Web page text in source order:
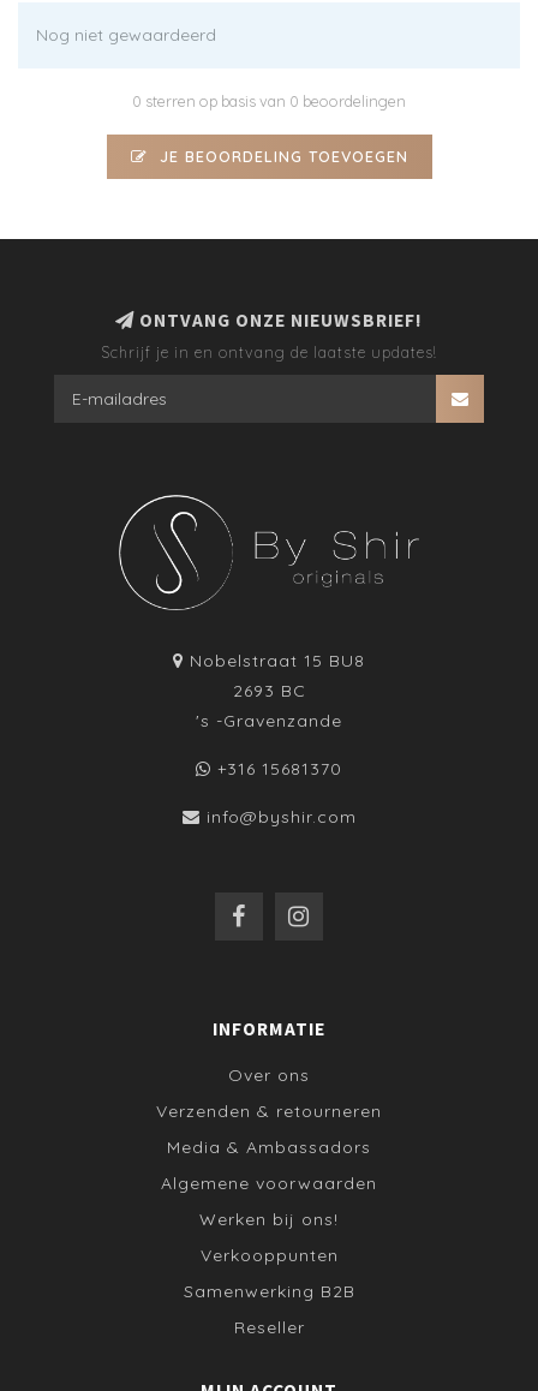
Nog niet gewaardeerd
0 sterren op basis van 0 beoordelingen
JE BEOORDELING TOEVOEGEN
ONTVANG ONZE NIEUWSBRIEF!
Schrijf je in en ontvang de laatste updates!
Nobelstraat 15 BU8
2693 BC
's -Gravenzande
+316 15681370
info@byshir.com
INFORMATIE
Over ons
Verzenden & retourneren
Media & Ambassadors
Algemene voorwaarden
Werken bij ons!
Verkooppunten
Samenwerking B2B
Reseller